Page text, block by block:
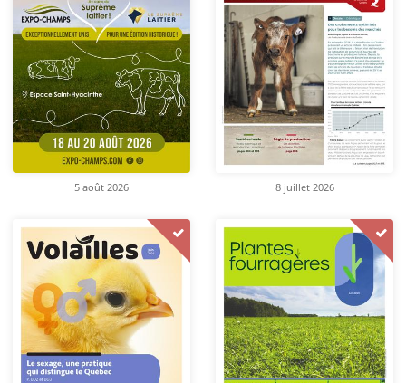
5 août 2026 8 juillet 2026